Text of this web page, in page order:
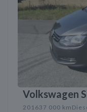
Volkswagen
201637 000 km